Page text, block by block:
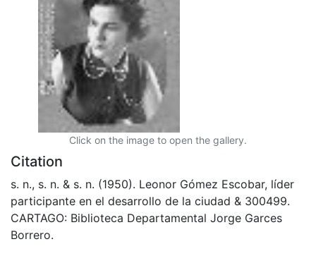
Click on the image to open the gallery.
Citation
s. n., s. n. & s. n. (1950). Leonor Gómez Escobar, líder
participante en el desarrollo de la ciudad & 300499.
CARTAGO: Biblioteca Departamental Jorge Garces
Borrero.